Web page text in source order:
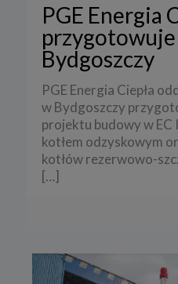
PGE Energia
Bydgoszczy
PGE Energia Ciepła
w Bydgoszczy
projektu budowy w EC
kotłem odzyskowym
kotłów rezerwowo-
[…]